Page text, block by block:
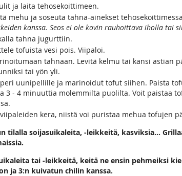
ja laita tehosekoittimeen.
mehu ja soseuta tahna-ainekset
kanssa. Seos ei ole kovin rauhoittava iholla tai
tahna jugurttiin.
tofuista vesi pois. Viipaloi.
tahnaan. Levitä kelmu tai kansi astian
tai yön yli.
uunipellille ja marinoidut tofut siihen. Paista
3 - 4 minuuttia molemmilta puolilta. Voit paistaa
kera, niistä voi puristaa mehua tofujen
tilalla soijasuikaleita, -leikkeitä, kasviksia...
tai -leikkeitä, keitä ne ensin pehmeiksi
ja 3:n kuivatun chilin kanssa.